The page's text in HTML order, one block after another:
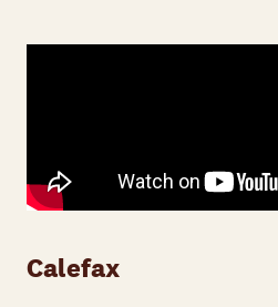
Calefax